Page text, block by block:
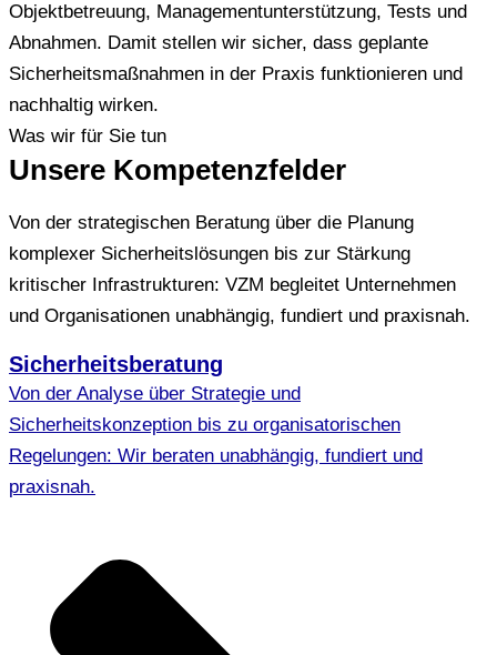
Objektbetreuung, Managementunterstützung, Tests und
Abnahmen. Damit stellen wir sicher, dass geplante
Sicherheitsmaßnahmen in der Praxis funktionieren und
nachhaltig wirken.
Was wir für Sie tun
Unsere Kompetenzfelder
Von der strategischen Beratung über die Planung
komplexer Sicherheitslösungen bis zur Stärkung
kritischer Infrastrukturen: VZM begleitet Unternehmen
und Organisationen unabhängig, fundiert und praxisnah.
Sicherheitsberatung
Von der Analyse über Strategie und
Sicherheitskonzeption bis zu organisatorischen
Regelungen: Wir beraten unabhängig, fundiert und
praxisnah.